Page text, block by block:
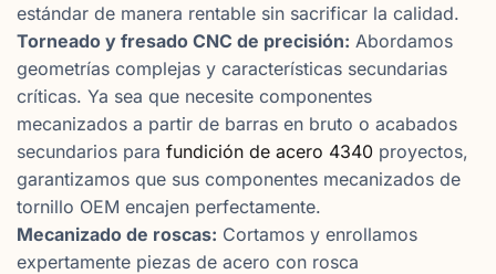
estándar de manera rentable sin sacrificar la calidad.
Torneado y fresado CNC de precisión: Abordamos
geometrías complejas y características secundarias
críticas. Ya sea que necesite componentes
mecanizados a partir de barras en bruto o acabados
secundarios para fundición de acero 4340 proyectos,
garantizamos que sus componentes mecanizados de
tornillo OEM encajen perfectamente.
Mecanizado de roscas: Cortamos y enrollamos
expertamente piezas de acero con rosca